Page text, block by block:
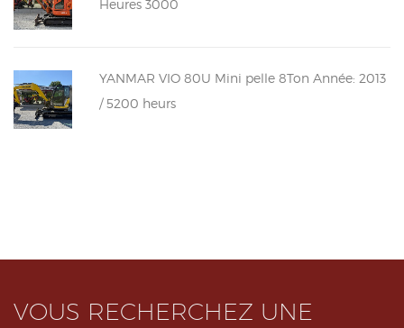
Heures 3000
YANMAR VIO 80U Mini pelle 8Ton Année: 2013
/ 5200 heurs
VOUS RECHERCHEZ UNE